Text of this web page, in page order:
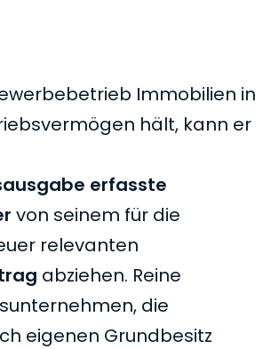
Immobilien in
hält, kann er
erfasste
von seinem für die
relevanten
abziehen. Reine
die
eigenen Grundbesitz